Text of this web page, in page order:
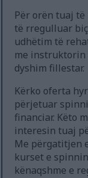
Për orën tuaj
të rregulluar
udhëtim të
me instruktorin
dyshim fillestar.
Kërko oferta
përjetuar
financiar. Këto
interesin tuaj
Me përgatitjen
kurset e
kënaqshme e